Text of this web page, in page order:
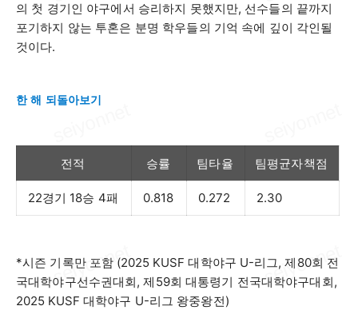
의 첫 경기인 야구에서 승리하지 못했지만, 선수들의 끝까지
포기하지 않는 투혼은 분명 학우들의 기억 속에 깊이 각인될
것이다.
한 해 되돌아보기
전적 승률 팀타율 팀평균자책점
22경기 18승 4패 0.818 0.272 2.30
*시즌 기록만 포함 (2025 KUSF대학야구 U-리그,제 80회 전
국대학야구선수권대회,제 59회 대통령기 전국대학야구대회,
2025 KUSF 대학야구 U-리그 왕중왕전)